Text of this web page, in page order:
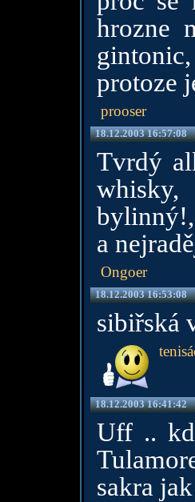
hrozne
protoze
prooser
18.12.2003 16:57:08
Tvrdý
whisky,
a
Ongoer
18.12.2003 16:53:08
sibiřská
18.12.2003 16:41:42
Uff ..
sakra